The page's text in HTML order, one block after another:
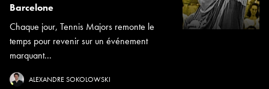
Barcelone
Chaque jour, Tennis Majors remonte le
temps pour revenir sur un événement
marquant...
ALEXANDRE SOKOLOWSKI